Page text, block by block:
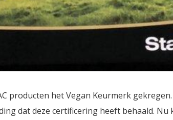
producten het Vegan Keurmerk
dat deze certificering heeft behaald. Nu